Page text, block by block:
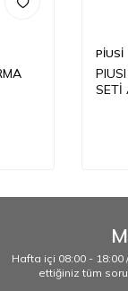
PİUSİ
SETİ
Hafta içi 08:00 - 18:00
ettiğiniz tüm